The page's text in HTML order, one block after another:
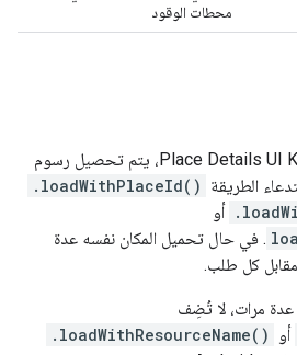
محطات الوقود
عند استخدام حزمة أدوات Place Details UI Kit، يتم تحصيل رسوم
الطريقة .loadWithPlaceId()
أو
. في حال تحميل المكان نفسه عدة
كل طلب.
لا تُضِف
.loadWithResourceName()